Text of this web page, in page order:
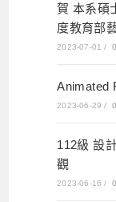
賀 本系碩
度教育部
2023-07-01 /
Animated
2023-06-29 /
112級 設
觀
2023-06-16 /